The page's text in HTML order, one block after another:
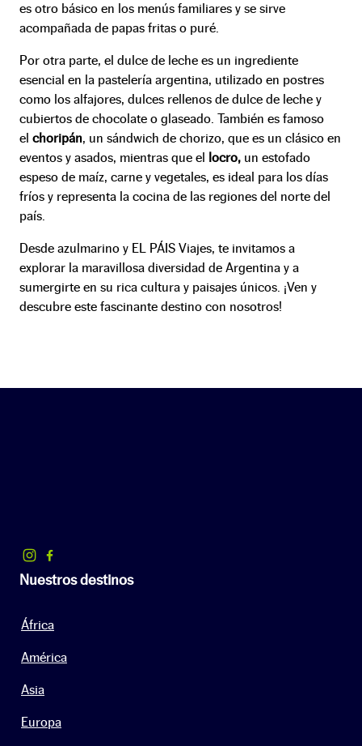
es otro básico en los menús familiares y se sirve
acompañada de papas fritas o puré.
Por otra parte, el dulce de leche es un ingrediente
esencial en la pastelería argentina, utilizado en postres
como los alfajores, dulces rellenos de dulce de leche y
cubiertos de chocolate o glaseado. También es famoso
el choripán, un sándwich de chorizo, que es un clásico en
eventos y asados, mientras que el locro, un estofado
espeso de maíz, carne y vegetales, es ideal para los días
fríos y representa la cocina de las regiones del norte del
país.
Desde azulmarino y EL PÁIS Viajes, te invitamos a
explorar la maravillosa diversidad de Argentina y a
sumergirte en su rica cultura y paisajes únicos. ¡Ven y
descubre este fascinante destino con nosotros!
Nuestros destinos
África
América
Asia
Europa